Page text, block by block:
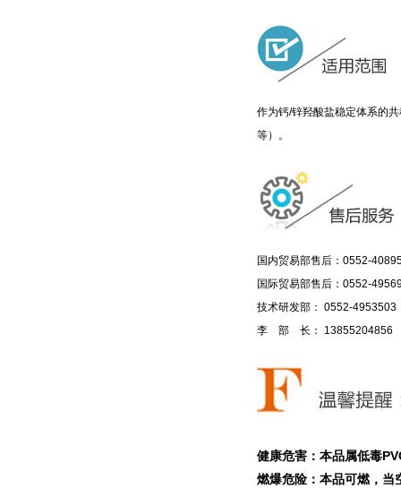
作为钙/锌羟酸盐稳定体系的
等）。
国内贸易部售后：0552-
国际贸易部售后：0552-
技术研发部： 0552-4953503
李 部 长： 13855204856
健康危害：本品属低毒
燃爆危险：本品可燃，当